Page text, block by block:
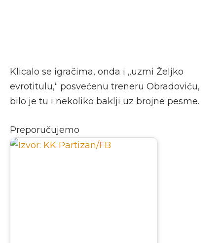
Klicalo se igračima, onda i „uzmi Željko
evrotitulu,“ posvećenu treneru Obradoviću,
bilo je tu i nekoliko baklji uz brojne pesme.
Preporučujemo